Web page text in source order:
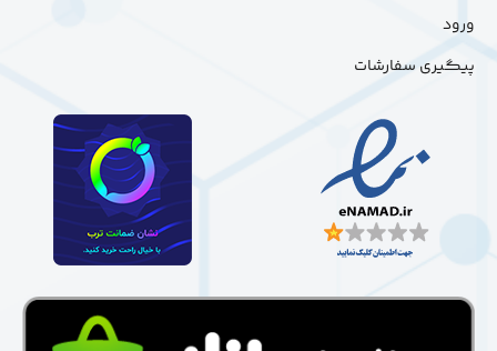
ورود
پیگیری سفارشات